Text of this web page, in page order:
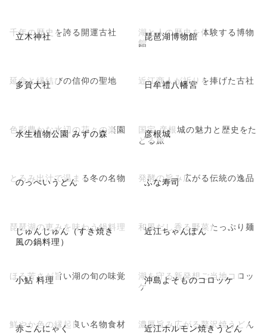
立木神社
千年の歴史を誇る開運古社 琵琶湖博物館
湖と人の歴史を体験する博物
館
多賀大社
延命と縁結びの信仰の聖地 日牟禮八幡宮
近江商人が祈りを捧げた古社
水生植物公園 みずの森
色彩豊かな水辺の花々の楽園 彦根城
国宝 彦根城の魅力と歴史をた
どる旅
のっぺいうどん
とろみ出汁で温まる冬の名物 ふな寿司
発酵の旨み広がる伝統の逸品
じゅんじゅん（すき焼き
風の鍋料理）
琵琶湖の恵みを味わう鍋料理 近江ちゃんぽん
和風だし香る野菜たっぷり麺
小鮎 料理
ほろ苦さが旨い湖の旬の味覚 沖島よそものコロッケ
湖を守る新発想ご当地コロッ
ケ
赤こんにゃく
鮮やか色の縁起良い名物食材 近江ホルモン焼きうどん
濃厚旨み広がる贅沢焼うどん